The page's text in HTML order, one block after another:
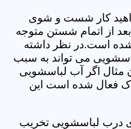
کار شست و شوی
از اتمام شستن متوجه
است.در نظر داشته
می تواند به سبب
مثال اگر آب لباسشویی
فعال شده است این
درب لباسشویی تخریب